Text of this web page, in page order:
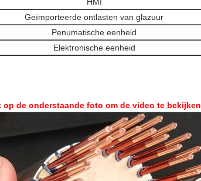
Geïmporteerde ontlasten van glazuur
Penumatische eenheid
Elektronische eenheid
op de onderstaande foto om de video te bekijken